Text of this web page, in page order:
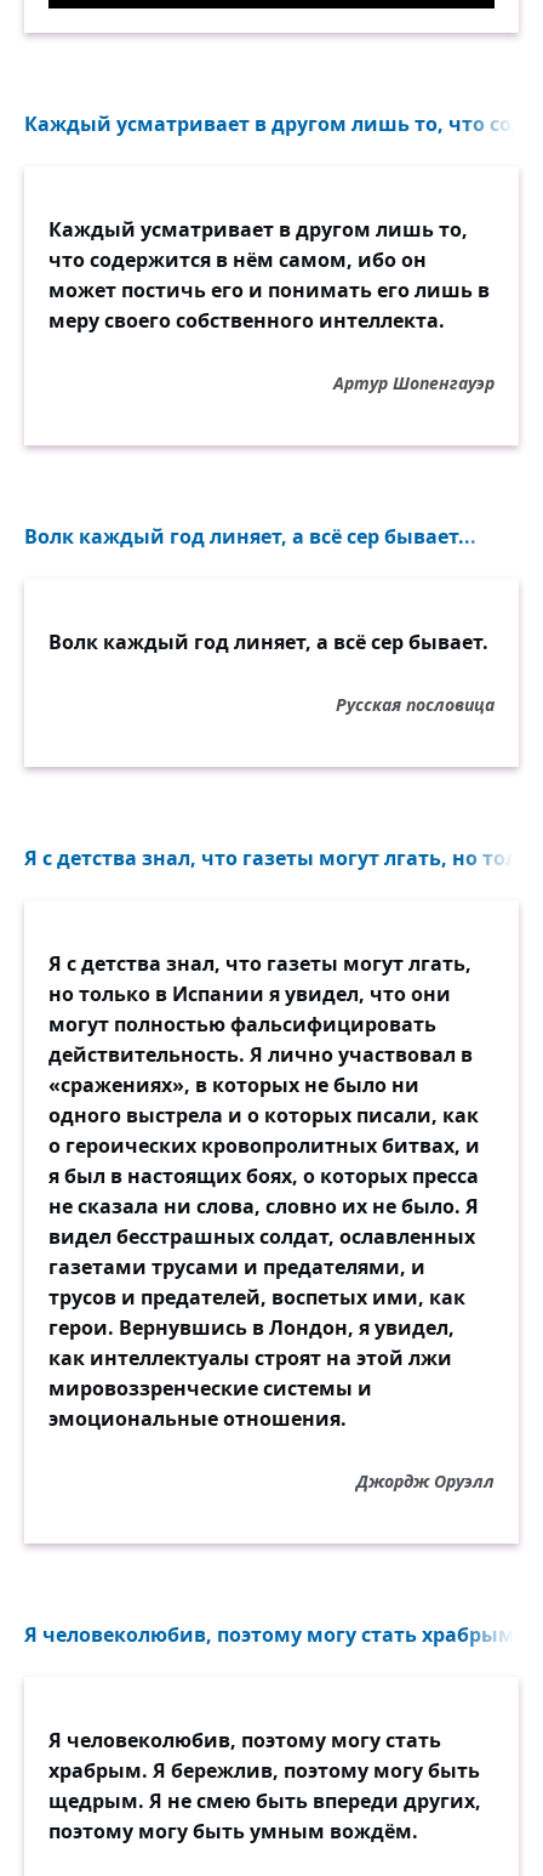
Каждый усматривает в другом лишь то, что
Каждый усматривает в другом лишь то,
что содержится в нём самом, ибо он
может постичь его и понимать его лишь в
меру своего собственного интеллекта.
Артур Шопенгауэр
Волк каждый год линяет, а всё сер бывает...
Волк каждый год линяет, а всё сер бывает.
Русская пословица
Я с детства знал, что газеты могут лгать, но
Я с детства знал, что газеты могут лгать,
но только в Испании я увидел, что они
могут полностью фальсифицировать
действительность. Я лично участвовал в
«сражениях», в которых не было ни
одного выстрела и о которых писали, как
о героических кровопролитных битвах, и
я был в настоящих боях, о которых пресса
не сказала ни слова, словно их не было. Я
видел бесстрашных солдат, ославленных
газетами трусами и предателями, и
трусов и предателей, воспетых ими, как
герои. Вернувшись в Лондон, я увидел,
как интеллектуалы строят на этой лжи
мировоззренческие системы и
эмоциональные отношения.
Джордж Оруэлл
Я человеколюбив, поэтому могу стать храбрым...
Я человеколюбив, поэтому могу стать
храбрым. Я бережлив, поэтому могу быть
щедрым. Я не смею быть впереди других,
поэтому могу быть умным вождём.